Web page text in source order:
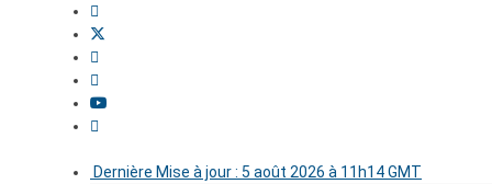
Dernière Mise à jour : 5 août 2026 à 11h14 GMT